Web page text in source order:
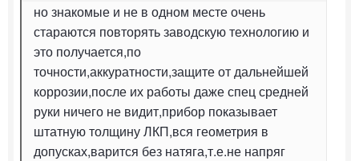
но знакомые и не в одном месте очень
стараются повторять заводскую технологию и
это получается,по
точности,аккуратности,защите от дальнейшей
коррозии,после их работы даже спец средней
руки ничего не видит,прибор показывает
штатную толщину ЛКП,вся геометрия в
допусках,варится без натяга,т.е.не напряг